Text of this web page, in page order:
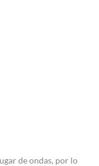
de ondas, por lo